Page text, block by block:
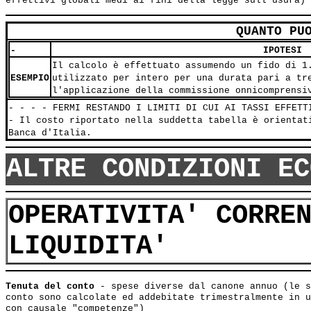
QUANTO
- IPOTESI
ESEMPIO
Il calcolo è effettuato assumendo un fido di
utilizzato per intero per una durata pari a
l'applicazione della commissione
- - - - FERMI RESTANDO I LIMITI DI CUI AI TASSI
- Il costo riportato nella suddetta tabella è
Banca d'Italia.
ALTRE CONDIZIONI
OPERATIVITA'
LIQUIDITA'
Tenuta del conto - spese diverse dal canone annuo (le
conto sono calcolate ed addebitate trimestralmente in